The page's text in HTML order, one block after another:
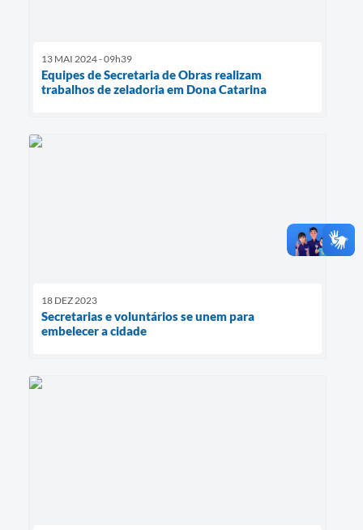
13 MAI 2024 - 09h39
Equipes de Secretaria de Obras realizam
trabalhos de zeladoria em Dona Catarina
18 DEZ 2023
Secretarias e voluntários se unem para
embelecer a cidade